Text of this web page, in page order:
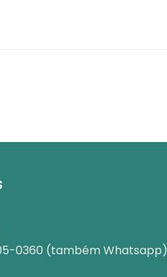
0360 (também Whatsapp)